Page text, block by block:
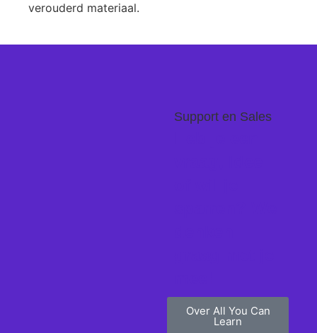
verouderd materiaal.
Support en Sales
Over All You Can
Learn